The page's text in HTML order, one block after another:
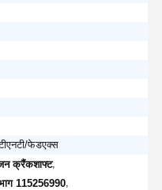
फेडएक्स
क्रैंकशाफ्ट,
115256990